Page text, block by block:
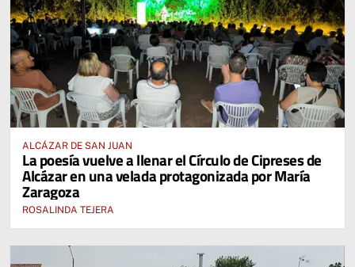
ALCÁZAR DE SAN JUAN
La poesía vuelve a llenar el Círculo de Cipreses de
Alcázar en una velada protagonizada por María
Zaragoza
ROSALINDA TEJERA